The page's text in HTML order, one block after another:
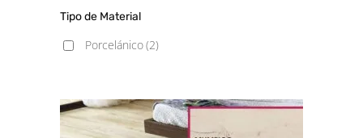
Tipo de Material
Porcelánico(2)